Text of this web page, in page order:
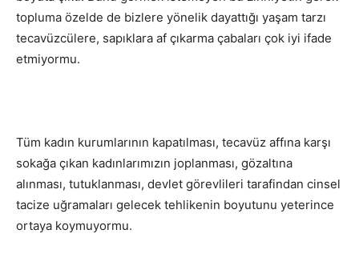
topluma özelde de bizlere yönelik dayattığı yaşam tarzı
tecavüzcülere, sapıklara af çıkarma çabaları çok iyi ifade
etmiyormu.
Tüm kadın kurumlarının kapatılması, tecavüz affına karşı
sokağa çıkan kadınlarımızın joplanması, gözaltına
alınması, tutuklanması, devlet görevlileri tarafindan cinsel
tacize uğramaları gelecek tehlikenin boyutunu yeterince
ortaya koymuyormu.